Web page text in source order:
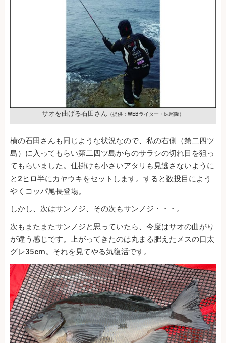
サオを曲げる石田さん （提供：WEBライター・妹尾隆）
横の石田さんも同じような状況なので、私の右側（第二四ツ
島）に入ってもらい第二四ツ島からのサラシの切れ目を狙っ
てもらいました。仕掛けも小さいアタリも見逃さないように
と2ヒロ半にカヤウキをセットします。すると数投目によう
やくコッパ尾長登場。
しかし、次はサンノジ、その次もサンノジ・・・。
次もまたまたサンノジと思っていたら、今度はサオの曲がり
が違う感じです。上がってきたのは丸まる肥えたメスの口太
グレ35cm。それを見てやる気復活です。